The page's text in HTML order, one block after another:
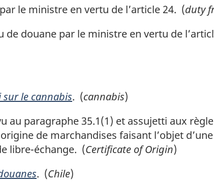
le ministre en vertu de l’article 24. (duty
douane par le ministre en vertu de
sur le cannabis. (cannabis)
paragraphe 35.1(1) et assujetti aux
de marchandises faisant l’objet
libre-échange. (Certificate of Origin)
. (Chile)